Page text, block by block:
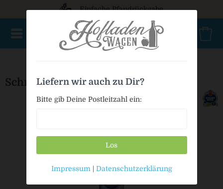
Einfache Pfandrückgabe
Schneider Weisse TAP3 alkoholfrei
Liefern wir auch zu Dir?
Bitte gib Deine Postleitzahl ein:
Los
Impressum | Datenschutzerklärung